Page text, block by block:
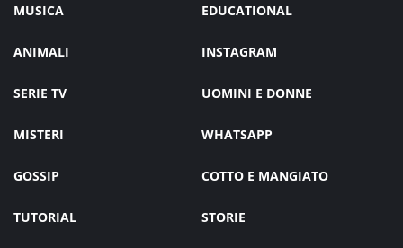
MUSICA EDUCATIONAL
ANIMALI INSTAGRAM
SERIE TV UOMINI E DONNE
MISTERI WHATSAPP
GOSSIP COTTO E MANGIATO
TUTORIAL STORIE